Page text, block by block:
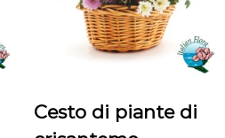
Cesto di piante di